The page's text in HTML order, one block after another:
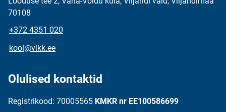
70108
+372 4351 020
kool@vikk.ee
Olulised kontaktid
Registrikood: 70005565 KMKR nr EE100586699